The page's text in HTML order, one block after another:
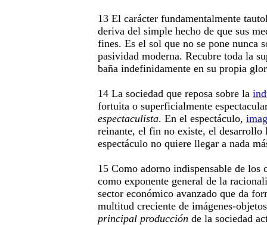
13 El carácter fundamentalmente
deriva del simple hecho de que sus
fines. Es el sol que no se pone nunca
pasividad moderna. Recubre toda la
baña indefinidamente en su propia
14 La sociedad que reposa sobre la
fortuita o superficialmente
espectaculista. En el espectáculo,
reinante, el fin no existe, el desarrollo
espectáculo no quiere llegar a nada
15 Como adorno indispensable de los
como exponente general de la
sector económico avanzado que da
multitud creciente de imágenes-
principal producción de la sociedad